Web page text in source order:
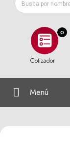
0
Cotizador
Menú